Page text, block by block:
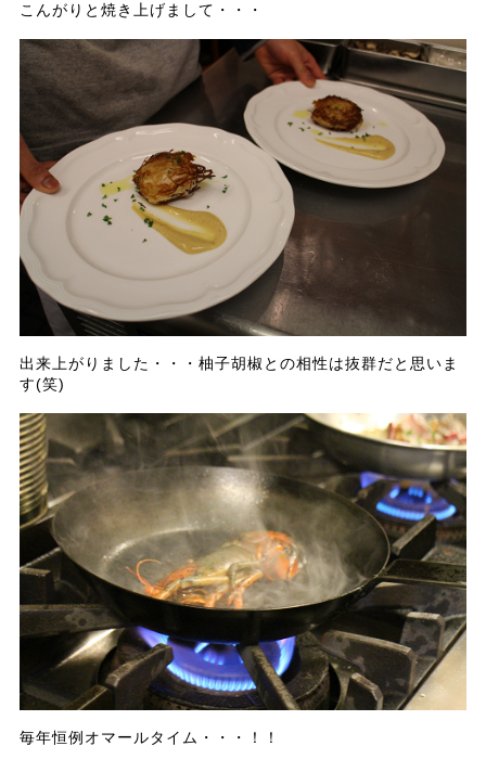
こんがりと焼き上げまして・・・
出来上がりました・・・柚子胡椒との相性は抜群だと思いま
す(笑)
毎年恒例オマールタイム・・・！！